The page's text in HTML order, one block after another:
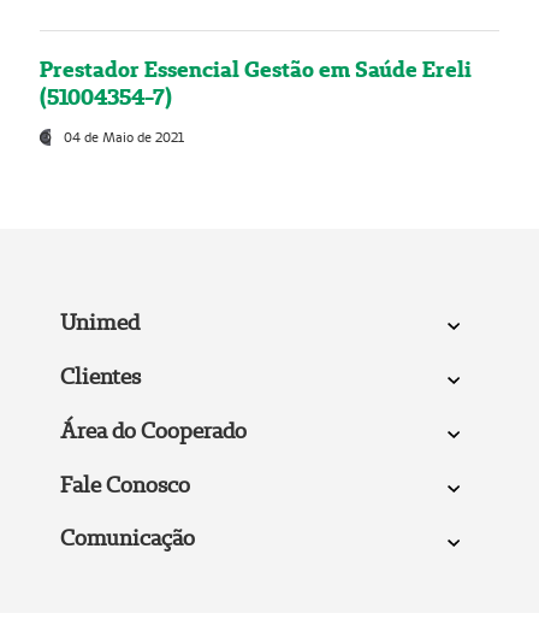
Prestador Essencial Gestão em Saúde Ereli
(51004354-7)
04 de Maio de 2021
Unimed
Clientes
Área do Cooperado
Fale Conosco
Comunicação